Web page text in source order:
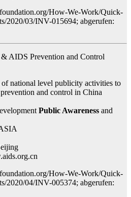
How-We-Work/Quick-
2020/03/INV-015694; abgerufen:
AIDS Prevention and Control
of national level publicity activities to
and control in China
Public Awareness and
How-We-Work/Quick-
2020/04/INV-005374; abgerufen: